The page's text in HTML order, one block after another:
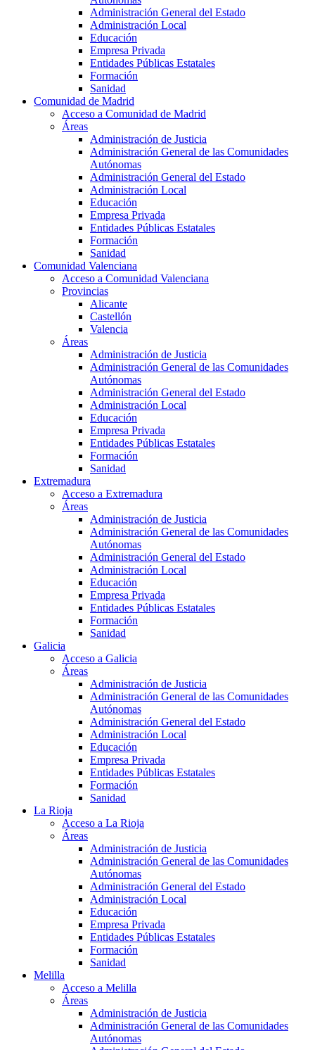
Administración General del Estado
Administración Local
Educación
Empresa Privada
Entidades Públicas Estatales
Formación
Sanidad
Comunidad de Madrid
Acceso a Comunidad de Madrid
Áreas
Administración de Justicia
Administración General de las Comunidades
Autónomas
Administración General del Estado
Administración Local
Educación
Empresa Privada
Entidades Públicas Estatales
Formación
Sanidad
Comunidad Valenciana
Acceso a Comunidad Valenciana
Provincias
Alicante
Castellón
Valencia
Áreas
Administración de Justicia
Administración General de las Comunidades
Autónomas
Administración General del Estado
Administración Local
Educación
Empresa Privada
Entidades Públicas Estatales
Formación
Sanidad
Extremadura
Acceso a Extremadura
Áreas
Administración de Justicia
Administración General de las Comunidades
Autónomas
Administración General del Estado
Administración Local
Educación
Empresa Privada
Entidades Públicas Estatales
Formación
Sanidad
Galicia
Acceso a Galicia
Áreas
Administración de Justicia
Administración General de las Comunidades
Autónomas
Administración General del Estado
Administración Local
Educación
Empresa Privada
Entidades Públicas Estatales
Formación
Sanidad
La Rioja
Acceso a La Rioja
Áreas
Administración de Justicia
Administración General de las Comunidades
Autónomas
Administración General del Estado
Administración Local
Educación
Empresa Privada
Entidades Públicas Estatales
Formación
Sanidad
Melilla
Acceso a Melilla
Áreas
Administración de Justicia
Administración General de las Comunidades
Autónomas